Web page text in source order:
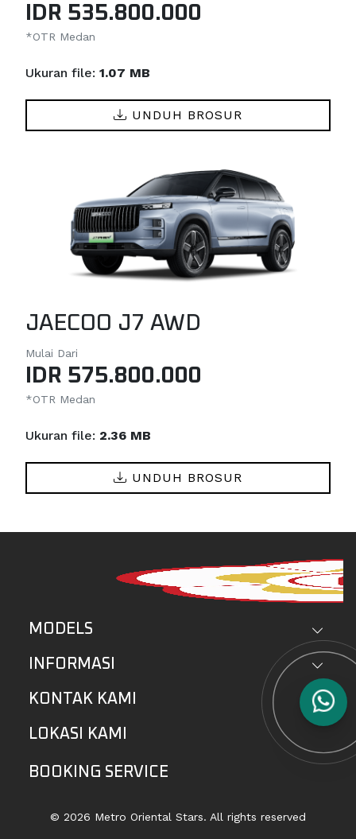
IDR 535.800.000
*OTR Medan
Ukuran file: 1.07 MB
UNDUH BROSUR
JAECOO J7 AWD
Mulai Dari
IDR 575.800.000
*OTR Medan
Ukuran file: 2.36 MB
UNDUH BROSUR
MODELS
INFORMASI
KONTAK KAMI
LOKASI KAMI
BOOKING SERVICE
© 2026 Metro Oriental Stars. All rights reserved